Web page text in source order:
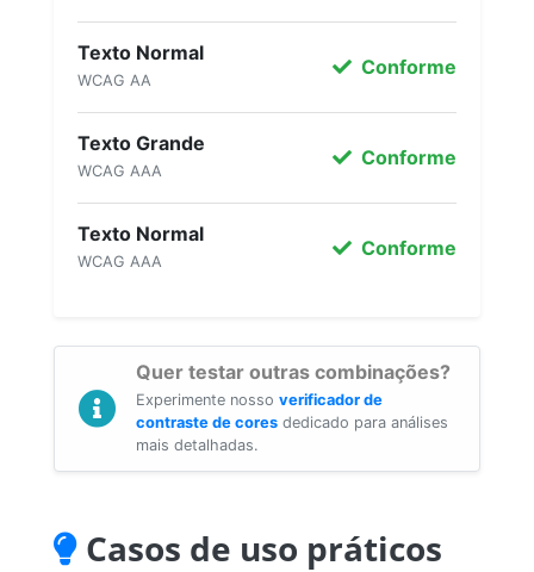
Texto Normal
WCAG AA
Conforme
Texto Grande
WCAG AAA
Conforme
Texto Normal
WCAG AAA
Conforme
Quer testar outras combinações?
Experimente nosso verificador de
contraste de cores dedicado para análises
mais detalhadas.
Casos de uso práticos